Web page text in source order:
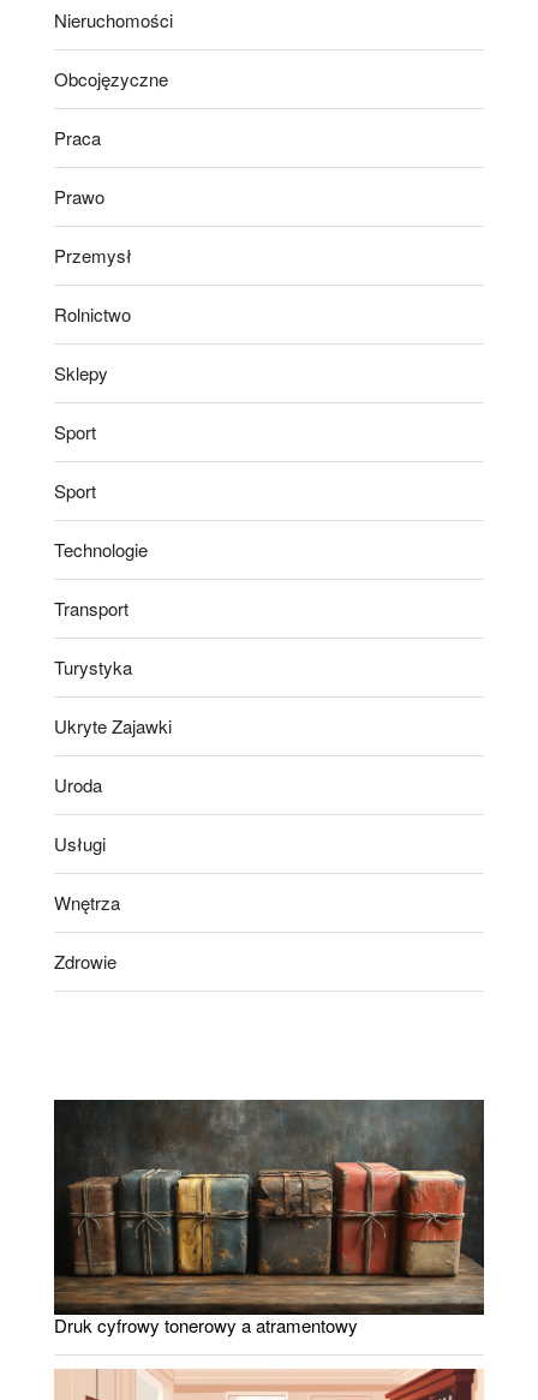
Nieruchomości
Obcojęzyczne
Praca
Prawo
Przemysł
Rolnictwo
Sklepy
Sport
Sport
Technologie
Transport
Turystyka
Ukryte Zajawki
Uroda
Usługi
Wnętrza
Zdrowie
Druk cyfrowy tonerowy a atramentowy